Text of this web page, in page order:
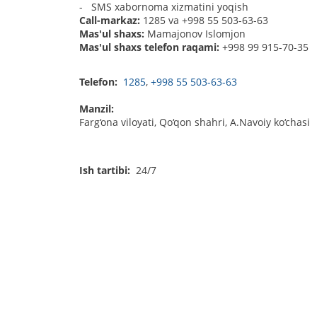
- SMS xabornoma xizmatini yoqish
Call-markaz: 1285 va +998 55 503-63-63
Mas'ul shaxs: Mamajonov Islomjon
Mas'ul shaxs telefon raqami: +998 99 915-70-35
Telefon: 1285, +998 55 503-63-63
Manzil:
Farg‘ona viloyati, Qo‘qon shahri, A.Navoiy ko‘chasi
Ish tartibi: 24/7